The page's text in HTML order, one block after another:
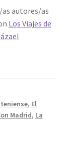
autores/as
Los Viajes de
, El
Madrid, La